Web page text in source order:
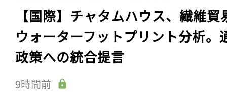
【国際】チャタムハウス、繊維貿
ウォーターフットプリント分析。
政策への統合提言
9時間前